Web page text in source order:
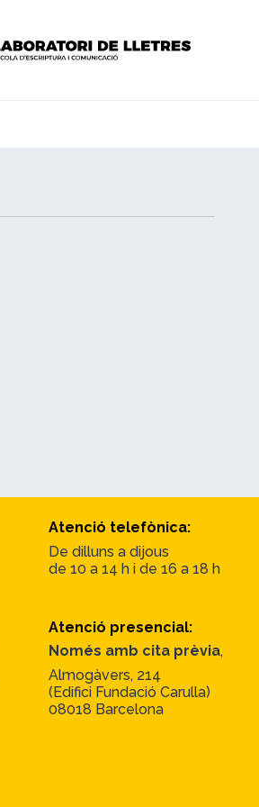
Atenció telefònica:
De dilluns a dijous
de 10 a 14 h i de 16 a 18 h
Atenció presencial:
Només amb cita prèvia,
Almogàvers, 214
(Edifici Fundació Carulla)
08018 Barcelona